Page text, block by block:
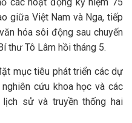
giữa Việt Nam và Nga, tiếp
hóa sôi động sau chuyến
thư Tô Lâm hồi tháng 5.
mục tiêu phát triển các dự
cứu khoa học và các
sử và truyền thống hai